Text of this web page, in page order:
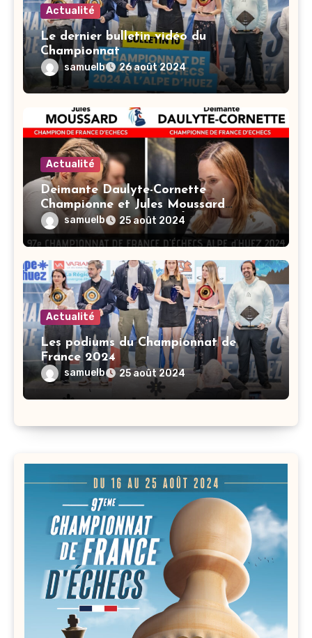
Actualité
Le dernier bulletin vidéo du
Championnat
samuelb 26 août 2024
Actualité
Deimante Daulyte-Cornette
Championne et Jules Moussard
Champion de France d’Échecs 2024 !
samuelb 25 août 2024
Actualité
Les podiums du Championnat de
France 2024
samuelb 25 août 2024